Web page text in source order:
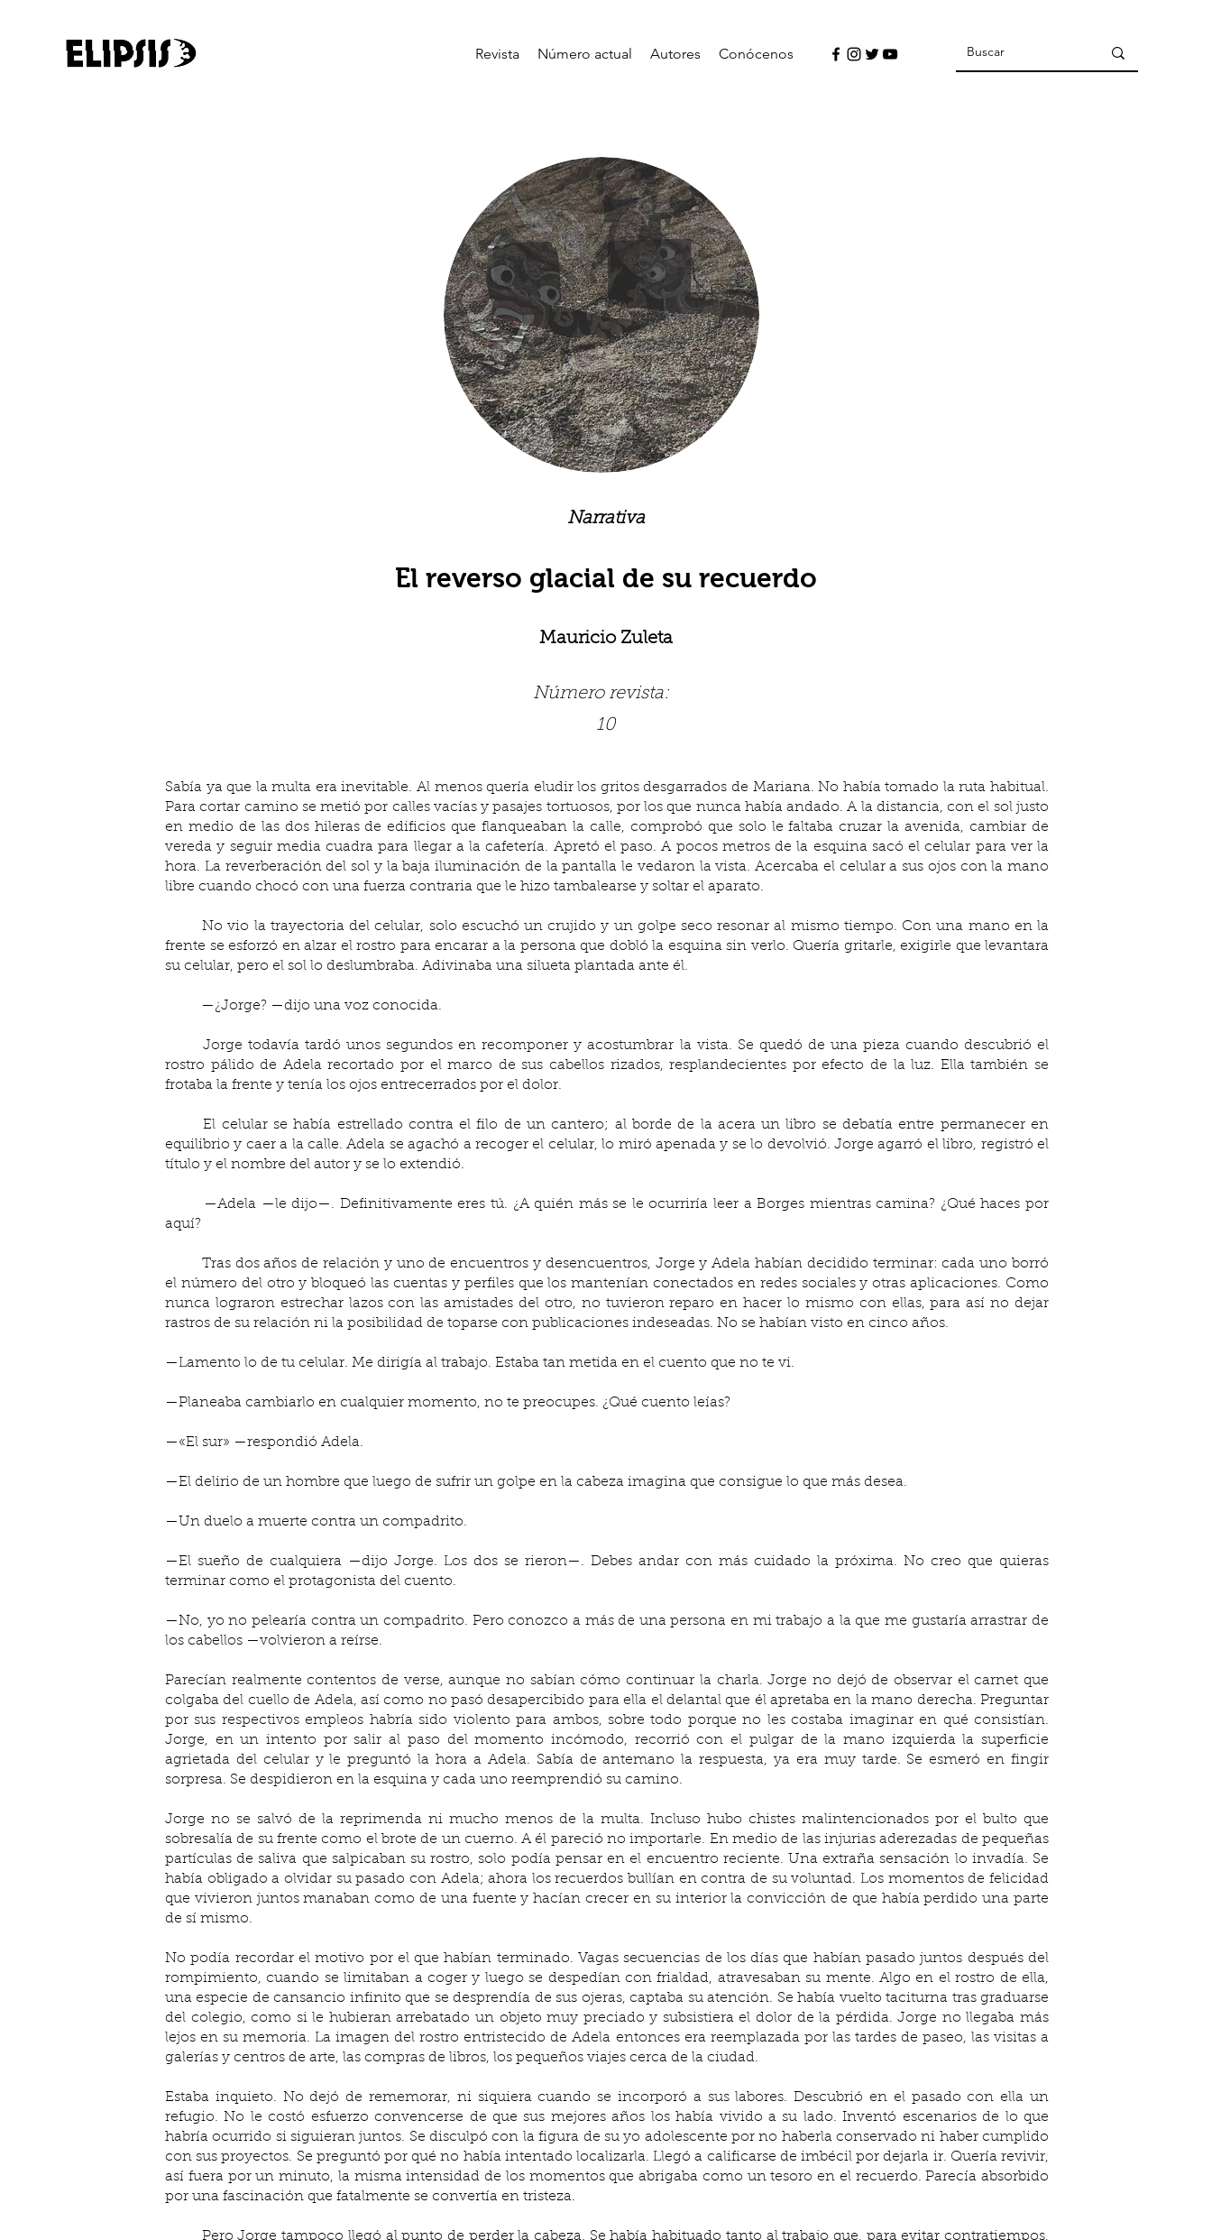
Revista Número actual Autores Conócenos
Narrativa
El reverso glacial de su recuerdo
Mauricio Zuleta
Número revista:
10
Sabía ya que la multa era inevitable. Al menos quería eludir los gritos desgarrados de Mariana. No había tomado la ruta habitual.
Para cortar camino se metió por calles vacías y pasajes tortuosos, por los que nunca había andado. A la distancia, con el sol justo
en medio de las dos hileras de edificios que flanqueaban la calle, comprobó que solo le faltaba cruzar la avenida, cambiar de
vereda y seguir media cuadra para llegar a la cafetería. Apretó el paso. A pocos metros de la esquina sacó el celular para ver la
hora. La reverberación del sol y la baja iluminación de la pantalla le vedaron la vista. Acercaba el celular a sus ojos con la mano
libre cuando chocó con una fuerza contraria que le hizo tambalearse y soltar el aparato.
	No vio la trayectoria del celular, solo escuchó un crujido y un golpe seco resonar al mismo tiempo. Con una mano en la
frente se esforzó en alzar el rostro para encarar a la persona que dobló la esquina sin verlo. Quería gritarle, exigirle que levantara
su celular, pero el sol lo deslumbraba. Adivinaba una silueta plantada ante él.
	—¿Jorge? —dijo una voz conocida.
	Jorge todavía tardó unos segundos en recomponer y acostumbrar la vista. Se quedó de una pieza cuando descubrió el
rostro pálido de Adela recortado por el marco de sus cabellos rizados, resplandecientes por efecto de la luz. Ella también se
frotaba la frente y tenía los ojos entrecerrados por el dolor.
	El celular se había estrellado contra el filo de un cantero; al borde de la acera un libro se debatía entre permanecer en
equilibrio y caer a la calle. Adela se agachó a recoger el celular, lo miró apenada y se lo devolvió. Jorge agarró el libro, registró el
título y el nombre del autor y se lo extendió.
aquí?
el número del otro y bloqueó las cuentas y perfiles que los mantenían conectados en redes sociales y otras aplicaciones. Como
nunca lograron estrechar lazos con las amistades del otro, no tuvieron reparo en hacer lo mismo con ellas, para así no dejar
rastros de su relación ni la posibilidad de toparse con publicaciones indeseadas. No se habían visto en cinco años.
—Lamento lo de tu celular. Me dirigía al trabajo. Estaba tan metida en el cuento que no te vi.
—Planeaba cambiarlo en cualquier momento, no te preocupes. ¿Qué cuento leías?
—«El sur» —respondió Adela.
—El delirio de un hombre que luego de sufrir un golpe en la cabeza imagina que consigue lo que más desea.
—Un duelo a muerte contra un compadrito.
—El sueño de cualquiera —dijo Jorge. Los dos se rieron—. Debes andar con más cuidado la próxima. No creo que quieras
terminar como el protagonista del cuento.
—No, yo no pelearía contra un compadrito. Pero conozco a más de una persona en mi trabajo a la que me gustaría arrastrar de
los cabellos —volvieron a reírse.
Parecían realmente contentos de verse, aunque no sabían cómo continuar la charla. Jorge no dejó de observar el carnet que
colgaba del cuello de Adela, así como no pasó desapercibido para ella el delantal que él apretaba en la mano derecha. Preguntar
por sus respectivos empleos habría sido violento para ambos, sobre todo porque no les costaba imaginar en qué consistían.
Jorge, en un intento por salir al paso del momento incómodo, recorrió con el pulgar de la mano izquierda la superficie
agrietada del celular y le preguntó la hora a Adela. Sabía de antemano la respuesta, ya era muy tarde. Se esmeró en fingir
sorpresa. Se despidieron en la esquina y cada uno reemprendió su camino.
Jorge no se salvó de la reprimenda ni mucho menos de la multa. Incluso hubo chistes malintencionados por el bulto que
sobresalía de su frente como el brote de un cuerno. A él pareció no importarle. En medio de las injurias aderezadas de pequeñas
partículas de saliva que salpicaban su rostro, solo podía pensar en el encuentro reciente. Una extraña sensación lo invadía. Se
había obligado a olvidar su pasado con Adela; ahora los recuerdos bullían en contra de su voluntad. Los momentos de felicidad
que vivieron juntos manaban como de una fuente y hacían crecer en su interior la convicción de que había perdido una parte
de sí mismo.
No podía recordar el motivo por el que habían terminado. Vagas secuencias de los días que habían pasado juntos después del
rompimiento, cuando se limitaban a coger y luego se despedían con frialdad, atravesaban su mente. Algo en el rostro de ella,
una especie de cansancio infinito que se desprendía de sus ojeras, captaba su atención. Se había vuelto taciturna tras graduarse
del colegio, como si le hubieran arrebatado un objeto muy preciado y subsistiera el dolor de la pérdida. Jorge no llegaba más
lejos en su memoria. La imagen del rostro entristecido de Adela entonces era reemplazada por las tardes de paseo, las visitas a
galerías y centros de arte, las compras de libros, los pequeños viajes cerca de la ciudad.
Estaba inquieto. No dejó de rememorar, ni siquiera cuando se incorporó a sus labores. Descubrió en el pasado con ella un
refugio. No le costó esfuerzo convencerse de que sus mejores años los había vivido a su lado. Inventó escenarios de lo que
habría ocurrido si siguieran juntos. Se disculpó con la figura de su yo adolescente por no haberla conservado ni haber cumplido
con sus proyectos. Se preguntó por qué no había intentado localizarla. Llegó a calificarse de imbécil por dejarla ir. Quería revivir,
así fuera por un minuto, la misma intensidad de los momentos que abrigaba como un tesoro en el recuerdo. Parecía absorbido
por una fascinación que fatalmente se convertía en tristeza.